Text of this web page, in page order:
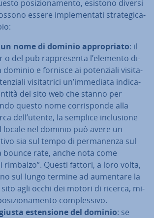
po­si­zio­na­men­to, esistono diversi
essere im­ple­men­ta­ti stra­te­gi­ca­
un nome di dominio ap­pro­pria­to: il
o del pub rap­pre­sen­ta l’elemento di­
dominio e fornisce ai po­ten­zia­li vi­si­ta­
vi­si­ta­tri­ci un’immediata in­di­ca­
del sito web che stanno per
questo nome cor­ri­spon­de alla
dell’utente, la semplice in­clu­sio­ne
locale nel dominio può avere un
sia sul tempo di per­ma­nen­za sul
bounce rate, anche nota come
rimbalzo”. Questi fattori, a loro volta,
sul lungo termine ad aumentare la
sito agli occhi dei motori di ricerca, mi­
com­ples­si­vo.
esten­sio­ne del dominio: se